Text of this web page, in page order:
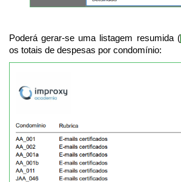
Poderá gerar-se uma listagem resumida (
os totais de despesas por condomínio: